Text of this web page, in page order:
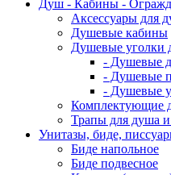
Душ - Кабины -
Аксессуары для
Душевые кабины
Душевые уголки
- Душевые
- Душевые
- Душевые
Комплектующие
Трапы для душа
Унитазы, биде,
Биде напольное
Биде подвесное